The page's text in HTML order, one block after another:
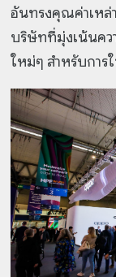
อันทรงคุณค่าเหล่
บริษัทที่มุ่งเน้นคว
ใหม่ๆ สำหรับการ